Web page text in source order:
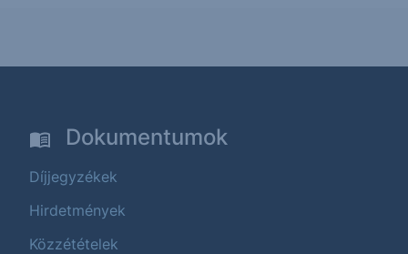
Dokumentumok
Díjjegyzékek
Hirdetmények
Közzétételek